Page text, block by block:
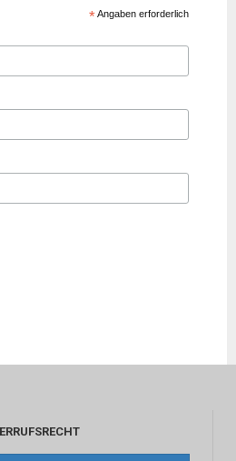
*Angaben erforderlich